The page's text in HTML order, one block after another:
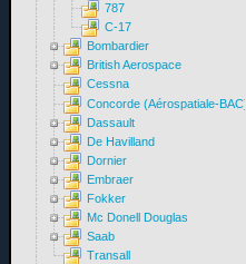
787
C-17
Bombardier
British Aerospace
Cessna
Concorde (Aérospatiale-BAC)
Dassault
De Havilland
Dornier
Embraer
Fokker
Mc Donell Douglas
Saab
Transall